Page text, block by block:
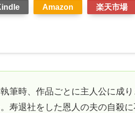
Amazon 楽天市場
筆時、作品ごとに主人公に成
寿退社をした恩人の夫の自殺